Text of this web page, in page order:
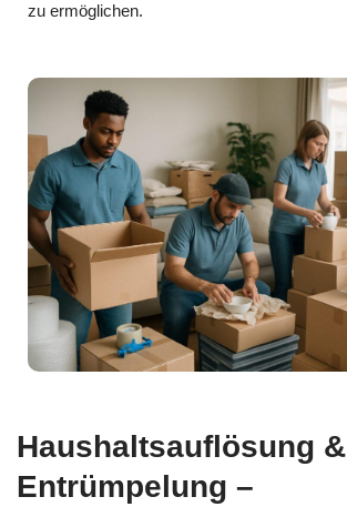
zu ermöglichen.
Haushaltsauflösung &
Entrümpelung –